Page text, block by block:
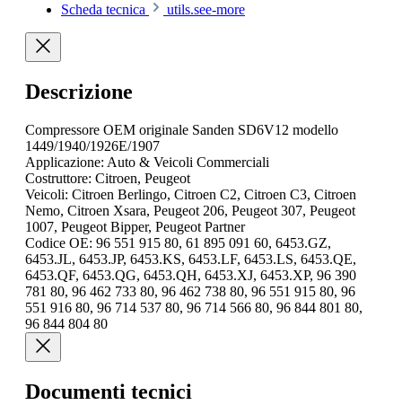
Scheda tecnica
utils.see-more
Descrizione
Compressore OEM originale Sanden SD6V12 modello
1449/1940/1926E/1907
Applicazione: Auto & Veicoli Commerciali
Costruttore: Citroen, Peugeot
Veicoli: Citroen Berlingo, Citroen C2, Citroen C3, Citroen
Nemo, Citroen Xsara, Peugeot 206, Peugeot 307, Peugeot
1007, Peugeot Bipper, Peugeot Partner
Codice OE: 96 551 915 80, 61 895 091 60, 6453.GZ,
6453.JL, 6453.JP, 6453.KS, 6453.LF, 6453.LS, 6453.QE,
6453.QF, 6453.QG, 6453.QH, 6453.XJ, 6453.XP, 96 390
781 80, 96 462 733 80, 96 462 738 80, 96 551 915 80, 96
551 916 80, 96 714 537 80, 96 714 566 80, 96 844 801 80,
96 844 804 80
Documenti tecnici